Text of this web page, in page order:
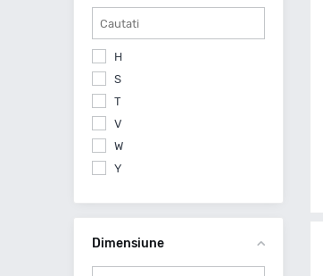
Triangle
Uniroyal
Vredestein
Windforce
Yokohama
H
S
T
V
W
Y
Dimensiune